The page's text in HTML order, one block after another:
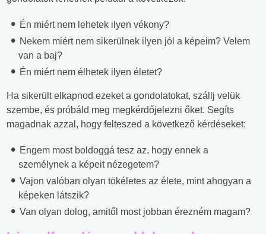
Én miért nem lehetek ilyen vékony?
Nekem miért nem sikerülnek ilyen jól a képeim? Velem
van a baj?
Én miért nem élhetek ilyen életet?
Ha sikerült elkapnod ezeket a gondolatokat, szállj velük
szembe, és próbáld meg megkérdőjelezni őket. Segíts
magadnak azzal, hogy felteszed a következő kérdéseket:
Engem most boldoggá tesz az, hogy ennek a
személynek a képeit nézegetem?
Vajon valóban olyan tökéletes az élete, mint ahogyan a
képeken látszik?
Van olyan dolog, amitől most jobban érezném magam?